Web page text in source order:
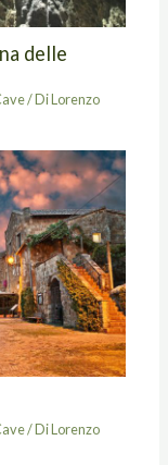
delle
/ DiLorenzo
/ DiLorenzo